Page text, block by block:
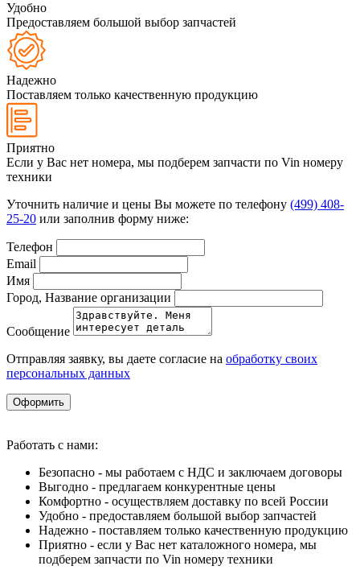
Удобно
Предоставляем большой выбор запчастей
Надежно
Поставляем только качественную продукцию
Приятно
Если у Вас нет номера, мы подберем запчасти по Vin номеру
техники
Уточнить наличие и цены Вы можете по телефону (499) 408-
25-20 или заполнив форму ниже:
Телефон
Email
Имя
Город, Название организации
Сообщение
Отправляя заявку, вы даете согласие на обработку своих
персональных данных
Оформить
Работать с нами:
Безопасно - мы работаем с НДС и заключаем договоры
Выгодно - предлагаем конкурентные цены
Комфортно - осуществляем доставку по всей России
Удобно - предоставляем большой выбор запчастей
Надежно - поставляем только качественную продукцию
Приятно - если у Вас нет каталожного номера, мы
подберем запчасти по Vin номеру техники